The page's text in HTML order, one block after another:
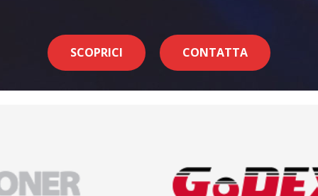
SCOPRICI CONTATTA